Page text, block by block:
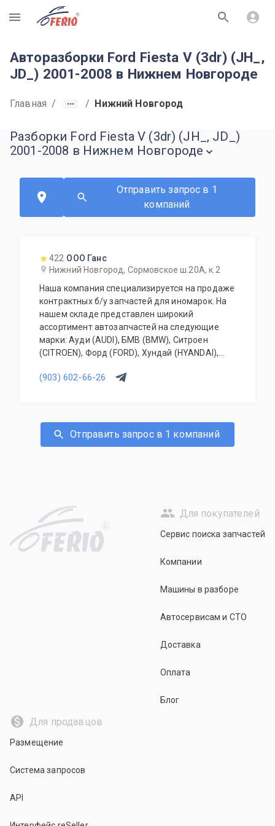
R
Авторазборки Ford Fiesta V (3dr) (JH_,
JD_) 2001-2008 в Нижнем Новгороде
Главная / / Нижний Новгород
Разборки Ford Fiesta V (3dr) (JH_, JD_)
2001-2008 в Нижнем Новгороде
Отправить запрос в 1
компаний
422 ООО Ганс
Нижний Новгород, Сормовское ш.20А, к.2
Наша компания специализируется на продаже
контрактных б/у запчастей для иномарок. На
нашем складе представлен широкий
ассортимент автозапчастей на следующие
марки: Ауди (AUDI), БМВ (BMW), Ситроен
(CITROEN), Форд (FORD), Хундай (HYANDAI),
(MERCEDES-BENZ), Митсубиси (MITSUBISHI),
многие другие; Склад регулярно пополняется!
(903) 602-66-26
Отправить запрос в 1 компаний
R
Для покупателей
Сервис поиска запчастей
Компании
Машины в разборе
Автосервисам и СТО
Доставка
Оплата
Блог
Для продавцов
Размещение
Система запросов
API